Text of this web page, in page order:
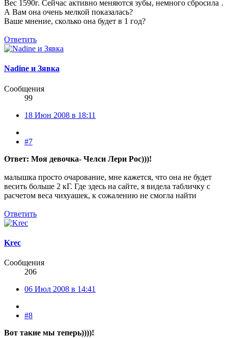
Вес 1590г. Сейчас активно меняются зубы, немного сбросила .
А Вам она очень мелкой показалась?
Ваше мнение, сколько она будет в 1 год?
Ответить
Nadine и Зявка
Сообщения
99
18 Июн 2008 в 18:11
#7
Ответ: Моя девочка- Челси Лери Рос)))!
малышка просто очарование, мне кажется, что она не будет
весить больше 2 кГ. Где здесь на сайте, я видела табличку с
расчетом веса чихуашек, к сожалению не смогла найти
Ответить
Krec
Сообщения
206
06 Июл 2008 в 14:41
#8
Вот такие мы теперь))))!